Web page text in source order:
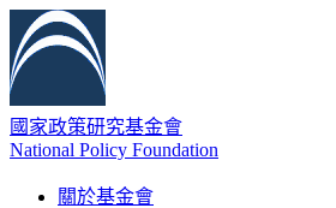
國家政策研究基金會
National Policy Foundation
關於基金會